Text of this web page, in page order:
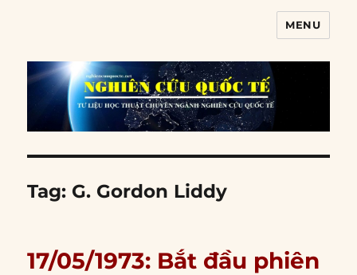
MENU
Tag: G. Gordon Liddy
17/05/1973: Bắt đầu phiên